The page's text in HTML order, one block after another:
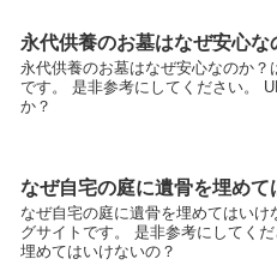
永代供養のお墓はなぜ安心な
永代供養のお墓はなぜ安心なのか？
です。 是非参考にしてください。
か？
なぜ自宅の庭に遺骨を埋めて
なぜ自宅の庭に遺骨を埋めてはい
グサイトです。 是非参考にしてく
埋めてはいけないの？